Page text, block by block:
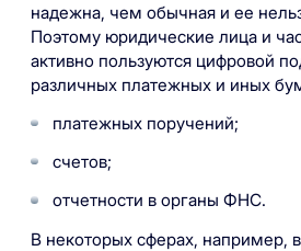
надежна, чем обычная и ее
Поэтому юридические лица и
активно пользуются цифровой
различных платежных и иных
платежных поручений;
счетов;
отчетности в органы ФНС.
В некоторых сферах, например, в